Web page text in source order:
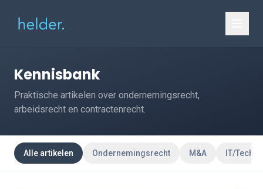
Kennisbank
Praktische artikelen over ondernemingsrecht,
arbeidsrecht en contractenrecht.
Alle artikelen Ondernemingsrecht M&A IT/Tech